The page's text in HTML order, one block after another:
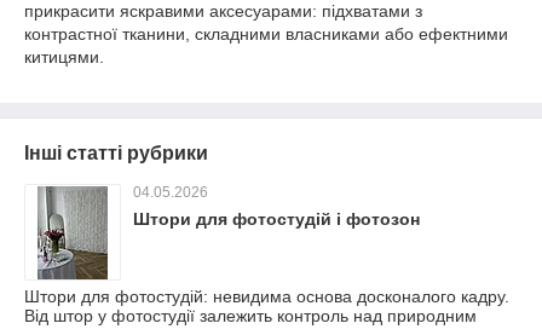
прикрасити яскравими аксесуарами: підхватами з
контрастної тканини, складними власниками або ефектними
китицями.
Інші статті рубрики
04.05.2026
Штори для фотостудій і фотозон
Штори для фотостудій: невидима основа досконалого кадру.
Від штор у фотостудії залежить контроль над природним